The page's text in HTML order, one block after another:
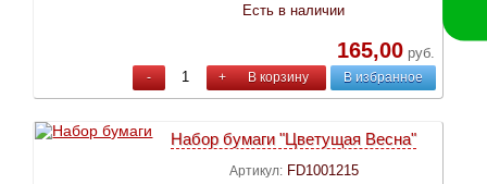
Есть в наличии
165,00руб.
- + В корзину В избранное
Набор бумаги "Цветущая Весна"
Артикул: FD1001215